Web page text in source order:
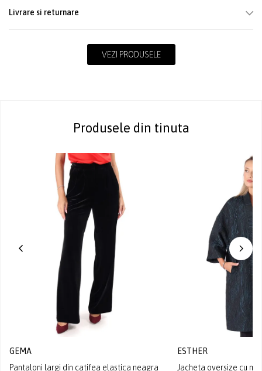
Livrare si returnare
VEZI PRODUSELE
Produsele din tinuta
GEMA
Pantaloni largi din catifea elastica neagra
ESTHER
Jacheta oversize cu